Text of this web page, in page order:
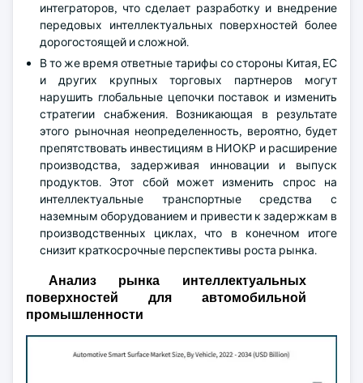
интеграторов, что сделает разработку и внедрение
передовых интеллектуальных поверхностей более
дорогостоящей и сложной.
В то же время ответные тарифы со стороны Китая, ЕС
и других крупных торговых партнеров могут
нарушить глобальные цепочки поставок и изменить
стратегии снабжения. Возникающая в результате
этого рыночная неопределенность, вероятно, будет
препятствовать инвестициям в НИОКР и расширение
производства, задерживая инновации и выпуск
продуктов. Этот сбой может изменить спрос на
интеллектуальные транспортные средства с
наземным оборудованием и привести к задержкам в
производственных циклах, что в конечном итоге
снизит краткосрочные перспективы роста рынка.
Анализ рынка интеллектуальных
поверхностей для автомобильной
промышленности